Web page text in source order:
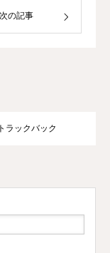
次の記事
ラックバック